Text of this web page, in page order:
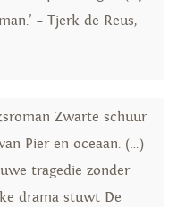
– Tjerk de Reus,
Zwarte schuur
Pier en oceaan. (…)
tragedie zonder
drama stuwt De